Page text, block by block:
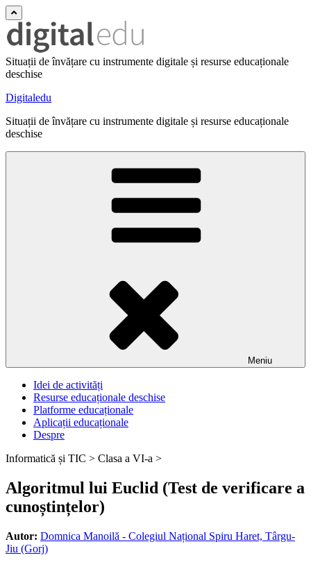
Situații de învățare cu instrumente digitale și resurse educaționale
deschise
Digitaledu
Situații de învățare cu instrumente digitale și resurse educaționale
deschise
Meniu
Idei de activități
Resurse educaționale deschise
Platforme educaționale
Aplicații educaționale
Despre
Informatică și TIC > Clasa a VI-a >
Algoritmul lui Euclid (Test de verificare a
cunoștințelor)
Autor: Domnica Manoilă - Colegiul Național Spiru Haret, Târgu-
Jiu (Gorj)